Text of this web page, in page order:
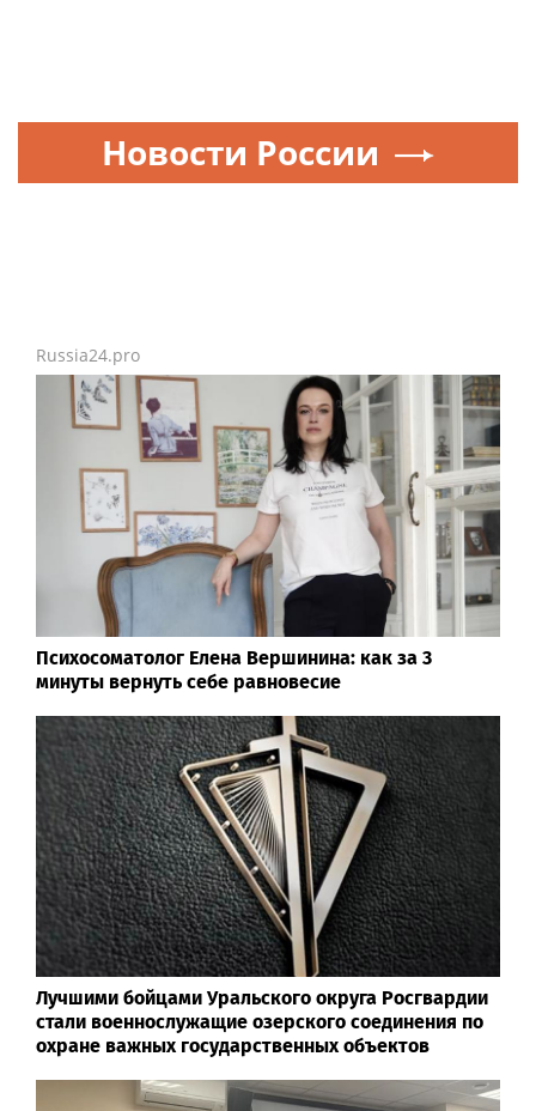
Новости России
Russia24.pro
Психосоматолог Елена Вершинина: как за 3
минуты вернуть себе равновесие
Лучшими бойцами Уральского округа Росгвардии
стали военнослужащие озерского соединения по
охране важных государственных объектов